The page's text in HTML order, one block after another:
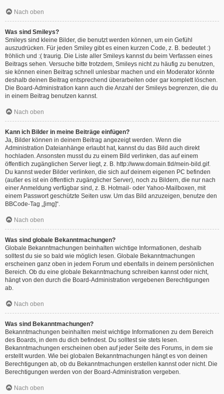
Nach oben
Was sind Smileys?
Smileys sind kleine Bilder, die benutzt werden können, um ein Gefühl
auszudrücken. Für jeden Smiley gibt es einen kurzen Code, z. B. bedeutet :)
fröhlich und :( traurig. Die Liste aller Smileys kannst du beim Verfassen eines
Beitrags sehen. Versuche bitte trotzdem, Smileys nicht zu häufig zu benutzen,
sie können einen Beitrag schnell unlesbar machen und ein Moderator könnte
deshalb deinen Beitrag entsprechend überarbeiten oder gar komplett löschen.
Die Board-Administration kann auch die Anzahl der Smileys begrenzen, die du
in einem Beitrag benutzen kannst.
Nach oben
Kann ich Bilder in meine Beiträge einfügen?
Ja, Bilder können in deinem Beitrag angezeigt werden. Wenn die
Administration Dateianhänge erlaubt hat, kannst du das Bild auch direkt
hochladen. Ansonsten musst du zu einem Bild verlinken, das auf einem
öffentlich zugänglichen Server liegt, z. B. http://www.domain.tld/mein-bild.gif.
Du kannst weder Bilder verlinken, die sich auf deinem eigenen PC befinden
(außer es ist ein öffentlich zugänglicher Server), noch zu Bildern, die nur nach
einer Anmeldung verfügbar sind, z. B. Hotmail- oder Yahoo-Mailboxen, mit
einem Passwort geschützte Seiten usw. Um das Bild anzuzeigen, benutze den
BBCode-Tag „[img]“.
Nach oben
Was sind globale Bekanntmachungen?
Globale Bekanntmachungen beinhalten wichtige Informationen, deshalb
solltest du sie so bald wie möglich lesen. Globale Bekanntmachungen
erscheinen ganz oben in jedem Forum und ebenfalls in deinem persönlichen
Bereich. Ob du eine globale Bekanntmachung schreiben kannst oder nicht,
hängt von den durch die Board-Administration vergebenen Berechtigungen
ab.
Nach oben
Was sind Bekanntmachungen?
Bekanntmachungen beinhalten meist wichtige Informationen zu dem Bereich
des Boards, in dem du dich befindest. Du solltest sie stets lesen.
Bekanntmachungen erscheinen oben auf jeder Seite des Forums, in dem sie
erstellt wurden. Wie bei globalen Bekanntmachungen hängt es von deinen
Berechtigungen ab, ob du Bekanntmachungen erstellen kannst oder nicht. Die
Berechtigungen werden von der Board-Administration vergeben.
Nach oben